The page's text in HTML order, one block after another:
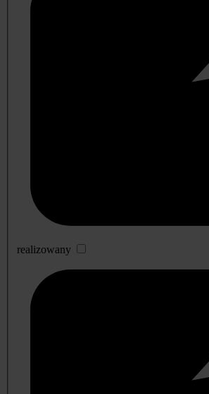
realizowany